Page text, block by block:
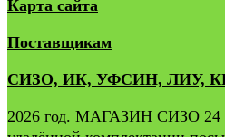
Карта сайта
Поставщикам
СИЗО, ИК, УФСИН, ЛИУ, КП
2026 год. МАГАЗИН СИЗО 24